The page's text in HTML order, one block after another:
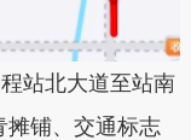
站北大道至站南
摊铺、交通标志